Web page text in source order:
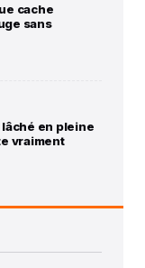
cache
sans
lâché en pleine
vraiment